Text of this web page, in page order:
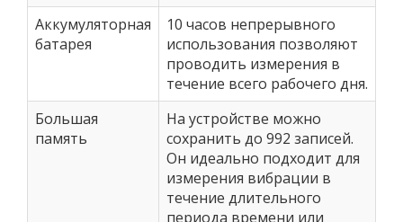
Аккумуляторная
батарея
10 часов непрерывного
использования позволяют
проводить измерения в
течение всего рабочего дня.
Большая
память
На устройстве можно
сохранить до 992 записей.
Он идеально подходит для
измерения вибрации в
течение длительного
периода времени или